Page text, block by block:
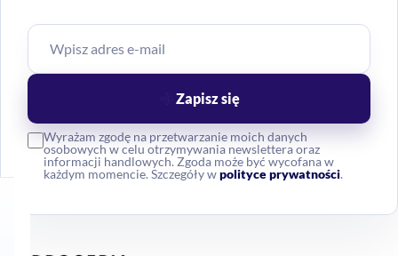
Wyrażam zgodę na przetwarzanie moich danych
osobowych w celu otrzymywania newslettera oraz
informacji handlowych. Zgoda może być wycofana w
każdym momencie. Szczegóły wpolityce prywatności.
Zapisz się